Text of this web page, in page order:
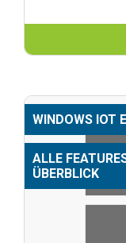
WINDOWS IOT
ALLE
ÜBERBLICK